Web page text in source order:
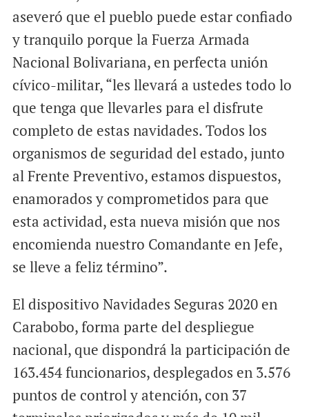
aseveró que el pueblo puede estar confiado
y tranquilo porque la Fuerza Armada
Nacional Bolivariana, en perfecta unión
cívico-militar, “les llevará a ustedes todo lo
que tenga que llevarles para el disfrute
completo de estas navidades. Todos los
organismos de seguridad del estado, junto
al Frente Preventivo, estamos dispuestos,
enamorados y comprometidos para que
esta actividad, esta nueva misión que nos
encomienda nuestro Comandante en Jefe,
se lleve a feliz término”.
El dispositivo Navidades Seguras 2020 en
Carabobo, forma parte del despliegue
nacional, que dispondrá la participación de
163.454 funcionarios, desplegados en 3.576
puntos de control y atención, con 37